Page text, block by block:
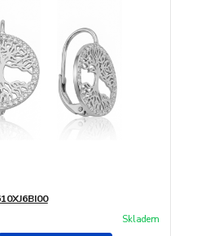
Skladem